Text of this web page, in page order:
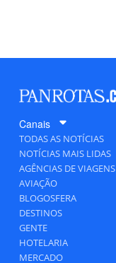
Canais
TODAS AS NOTÍCIAS
NOTÍCIAS MAIS LIDAS
AGÊNCIAS DE VIAGENS
AVIAÇÃO
BLOGOSFERA
DESTINOS
GENTE
HOTELARIA
MERCADO